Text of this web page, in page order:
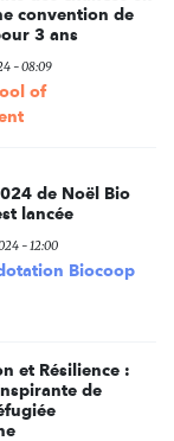
convention de
3 ans
- 08:09
of
de Noël Bio
lancée
- 12:00
Biocoop
et Résilience :
de